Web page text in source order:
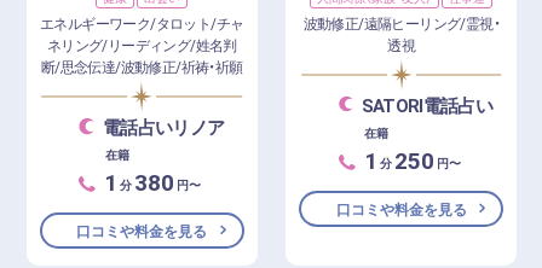
エネルギーワーク/タロット/チャ
ネリング/リーディング/姓名判
断/思念伝達/波動修正/祈祷・祈願
電話占いリノア
在籍
1 分 380 円〜
口コミや料金を見る
波動修正/遠隔ヒーリング/霊視・
透視
SATORI電話占い
在籍
1 分 250 円〜
口コミや料金を見る